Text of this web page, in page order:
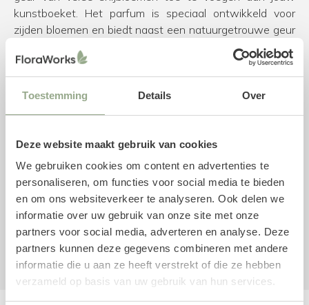
Toestemming Details Over
Deze website maakt gebruik van cookies
We gebruiken cookies om content en advertenties te
personaliseren, om functies voor social media te bieden
en om ons websiteverkeer te analyseren. Ook delen we
informatie over uw gebruik van onze site met onze
partners voor social media, adverteren en analyse. Deze
partners kunnen deze gegevens combineren met andere
informatie die u aan ze heeft verstrekt of die ze hebben
verzameld op basis van uw gebruik van hun services.
kunstboeket. Het parfum is speciaal ontwikkeld voor
zijden bloemen en biedt naast een natuurgetrouwe geur
een antistatische component, waardoor kunstbloemen
minder stof aantrekken en langer fris blijven.
Upgrade met losse kunstbloemen
Een selectie van de losse kunstbloemen uit zijden boeket
opgenomen. Zo kun jij het boeket naar jouw eigen smaak
aanpassen door losse zijden bloemen toe te voegen.
Uiteraard kun je hiervoor ook kijken in onze volledige
collectiezijden bloemen.